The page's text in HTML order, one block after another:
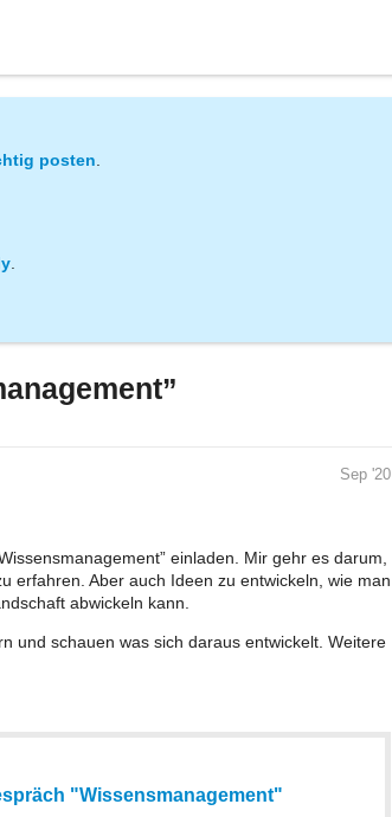
posten.
Sep '20
einladen. Mir gehr es darum,
erfahren. Aber auch Ideen zu entwickeln, wie man
abwickeln kann.
und schauen was sich daraus entwickelt. Weitere
"Wissensmanagement"